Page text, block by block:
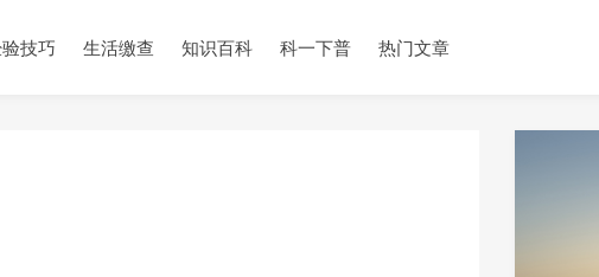
技巧 生活缴查 知识百科 科一下普 热门文章